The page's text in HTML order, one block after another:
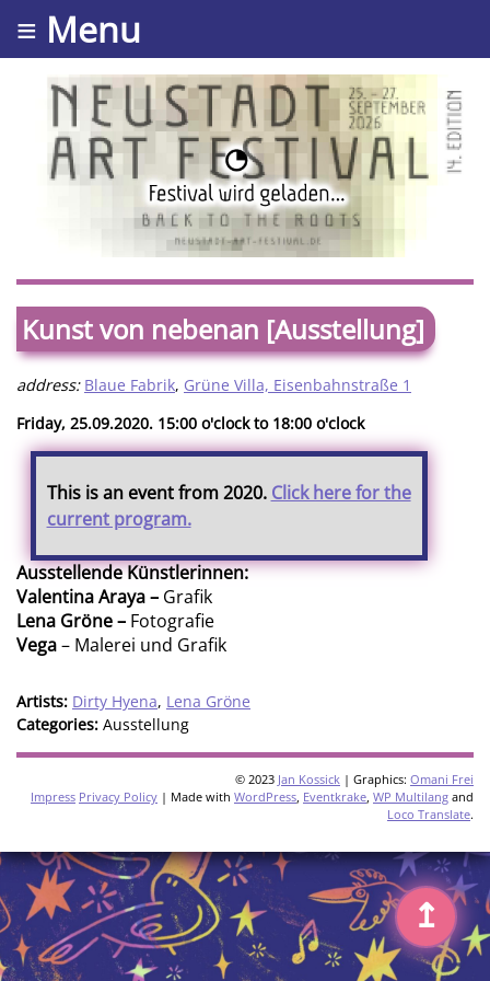
≡ Menu
Kunst von nebenan [Ausstellung]
address: Blaue Fabrik, Grüne Villa, Eisenbahnstraße 1
Friday, 25.09.2020. 15:00 o'clock to 18:00 o'clock
This is an event from 2020. Click here for the
current program.
Ausstellende Künstlerinnen:
Valentina Araya – Grafik
Lena Gröne – Fotografie
Vega– Malerei und Grafik
Artists: Dirty Hyena, Lena Gröne
Categories: Ausstellung
© 2023 Jan Kossick | Graphics: Omani Frei
Impress Privacy Policy | Made with WordPress Eventkrake WP Multilang and
Loco Translate.
↥